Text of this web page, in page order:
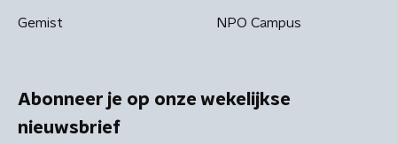
Gemist NPO Campus
Abonneer je op onze wekelijkse
nieuwsbrief